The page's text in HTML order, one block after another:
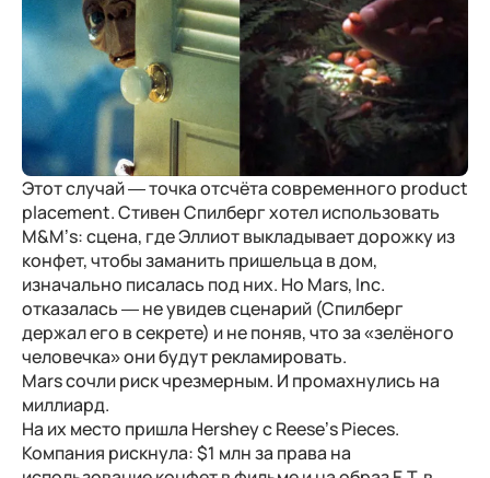
Этот случай — точка отсчёта современного product
placement. Стивен Спилберг хотел использовать
M&M’s: сцена, где Эллиот выкладывает дорожку из
конфет, чтобы заманить пришельца в дом,
изначально писалась под них. Но Mars, Inc.
отказалась — не увидев сценарий (Спилберг
держал его в секрете) и не поняв, что за «зелёного
человечка» они будут рекламировать.
Mars сочли риск чрезмерным. И промахнулись на
миллиард.
На их место пришла Hershey с Reese’s Pieces.
Компания рискнула: $1 млн за права на